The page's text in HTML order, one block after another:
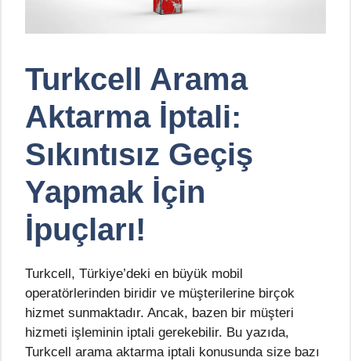
Turkcell Arama
Aktarma İptali:
Sıkıntısız Geçiş
Yapmak İçin
İpuçları!
Turkcell, Türkiye’deki en büyük mobil
operatörlerinden biridir ve müşterilerine birçok
hizmet sunmaktadır. Ancak, bazen bir müşteri
hizmeti işleminin iptali gerekebilir. Bu yazıda,
Turkcell arama aktarma iptali konusunda size bazı